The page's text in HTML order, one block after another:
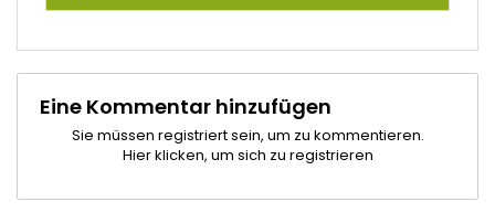
Eine Kommentar hinzufügen
Sie müssen registriert sein, um zu kommentieren.
Hier klicken, um sich zu registrieren